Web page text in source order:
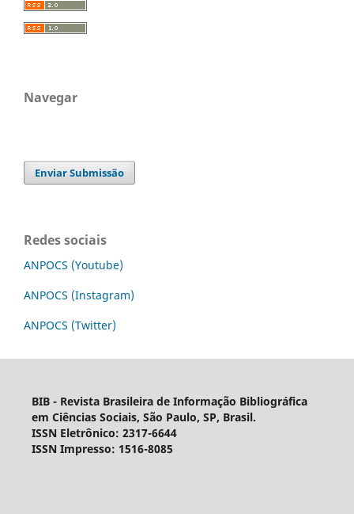
Navegar
Enviar Submissão
Redes sociais
ANPOCS (Youtube)
ANPOCS (Instagram)
ANPOCS (Twitter)
BIB - Revista Brasileira de Informação Bibliográfica
em Ciências Sociais, São Paulo, SP, Brasil.
ISSN Eletrônico: 2317-6644
ISSN Impresso: 1516-8085